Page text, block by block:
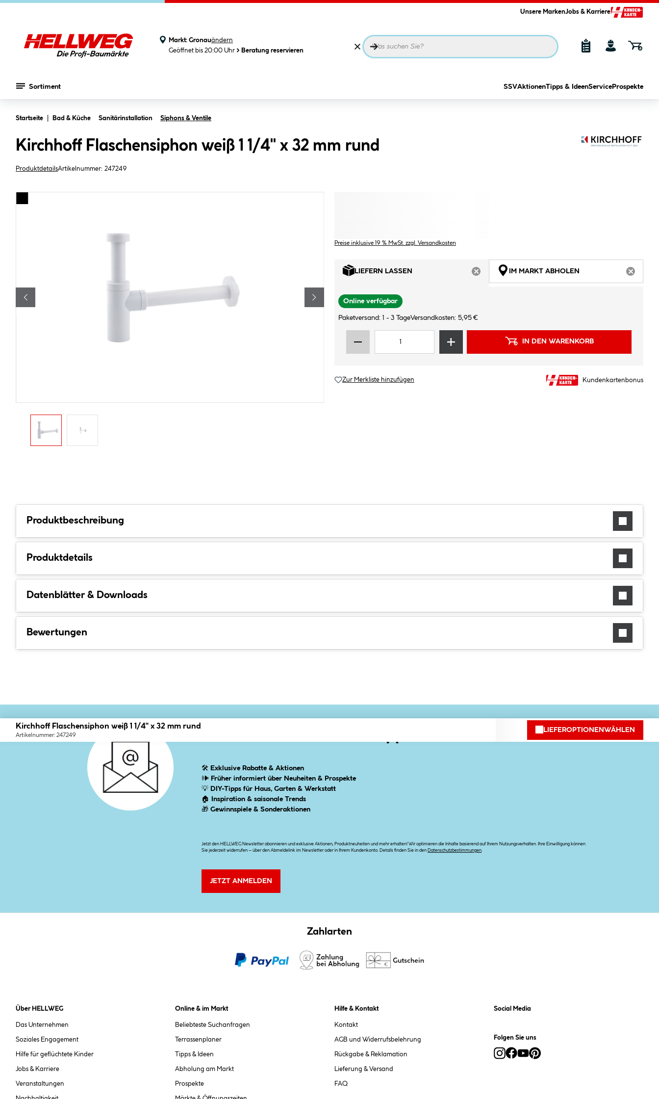
Unsere MarkenJobs & Karriere
Markt: Gronauändern
Geöffnet bis 20:00 Uhr
Beratung reservieren
Sortiment SSVAktionenTipps & IdeenService Prospekte
Startseite Bad & Küche Sanitärinstallation Siphons & Ventile
Kirchhoff Flaschensiphon weiß 1 1/4" x 32 mm rund
ProduktdetailsArtikelnummer: 247249
Preise inklusive 19 % MwSt. zzgl. Versandkosten
LIEFERN LASSEN
ARTIKEL NICHT VERFÜGBAR
IM MARKT ABHOLEN
Online verfügbar
Paketversand: 1 - 3 TageVersandkosten: 5,95 €
IN DEN WARENKORB
Zur Merkliste hinzufügen Kundenkartenbonus
Produktbeschreibung
Produktdetails
Datenblätter & Downloads
Bewertungen
Kirchhoff Flaschensiphon weiß 1 1/4" x 32 mm rund
Artikelnummer: 247249
LIEFEROPTIONEN WÄHLEN
Unser Newsletter: Profi-Tipps direkt ins Postfach
🛠 Exklusive Rabatte & Aktionen
🕪 Früher informiert über Neuheiten & Prospekte
💡 DIY-Tipps für Haus, Garten & Werkstatt
🏠
Inspiration & saisonale Trends
🎁Gewinnspiele & Sonderaktionen
Jetzt den HELLWEG Newsletter abonnieren und exklusive Aktionen, Produktneuheiten und mehr erhalten! Wir optimieren die Inhalte basierend auf Ihrem Nutzungsverhalten. Ihre Einwilligung können
Sie jederzeit widerrufen – über den Abmeldelink im Newsletter oder in Ihrem Kundenkonto. Details finden Sie in den Datenschutzbestimmungen.
JETZT ANMELDEN
Zahlarten
Über HELLWEG
Das Unternehmen
Soziales Engagement
Hilfe für geflüchtete Kinder
Jobs & Karriere
Veranstaltungen
Online & im Markt
Beliebteste Suchanfragen
Terrassenplaner
Tipps & Ideen
Abholung am Markt
Prospekte
Hilfe & Kontakt
Kontakt
AGB und Widerrufsbelehrung
Rückgabe & Reklamation
Lieferung & Versand
FAQ
Social Media
Folgen Sie uns